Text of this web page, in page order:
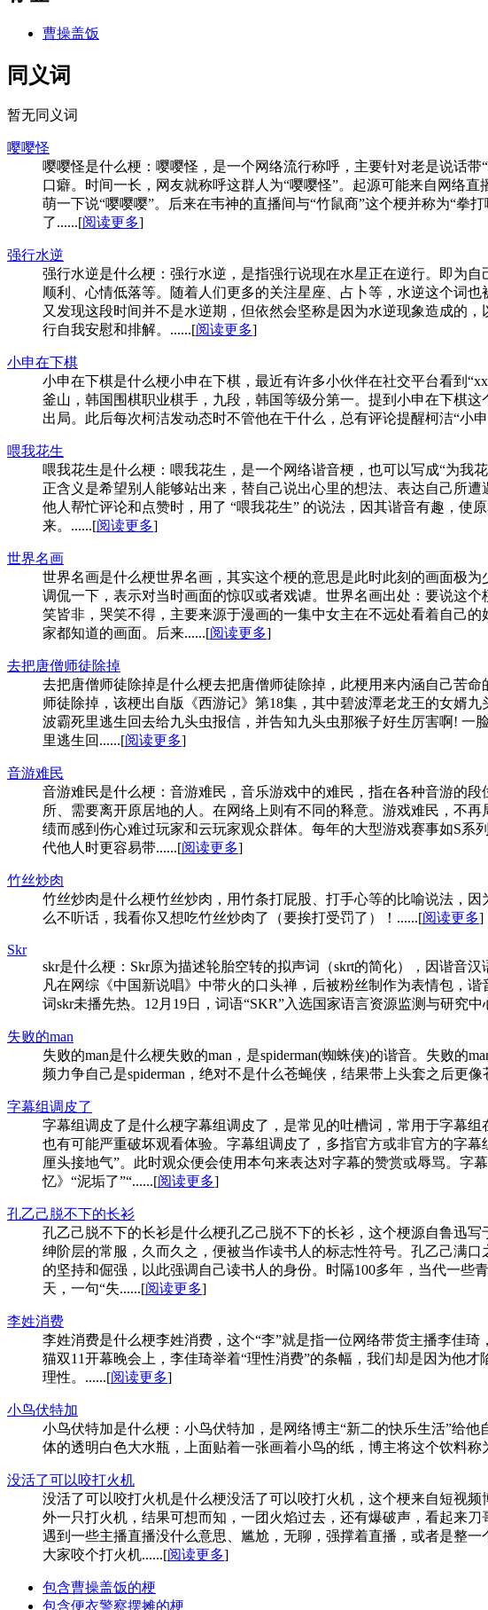
曹操盖饭
同义词
暂无同义词
嘤嘤怪
嘤嘤怪是什么梗：嘤嘤怪，是一个网络流行称呼，主要针对老是说话
口癖。时间一长，网友就称呼这群人为“嘤嘤怪”。起源可能来自网络
萌一下说“嘤嘤嘤”。后来在韦神的直播间与“竹鼠商”这个梗并称为“拳
了......[阅读更多]
强行水逆
强行水逆是什么梗：强行水逆，是指强行说现在水星正在逆行。即为
顺利、心情低落等。随着人们更多的关注星座、占卜等，水逆这个词
又发现这段时间并不是水逆期，但依然会坚称是因为水逆现象造成的
行自我安慰和排解。......[阅读更多]
小申在下棋
小申在下棋是什么梗小申在下棋，最近有许多小伙伴在社交平台看到
釜山，韩国围棋职业棋手，九段，韩国等级分第一。提到小申在下棋
出局。此后每次柯洁发动态时不管他在干什么，总有评论提醒柯洁“小
喂我花生
喂我花生是什么梗：喂我花生，是一个网络谐音梗，也可以写成“为我
正含义是希望别人能够站出来，替自己说出心里的想法、表达自己所
他人帮忙评论和点赞时，用了 “喂我花生” 的说法，因其谐音有趣，
来。......[阅读更多]
世界名画
世界名画是什么梗世界名画，其实这个梗的意思是此时此刻的画面极
调侃一下，表示对当时画面的惊叹或者戏谑。世界名画出处：要说这
笑皆非，哭笑不得，主要来源于漫画的一集中女主在不远处看着自己
家都知道的画面。后来......[阅读更多]
去把唐僧师徒除掉
去把唐僧师徒除掉是什么梗去把唐僧师徒除掉，此梗用来内涵自己苦
师徒除掉，该梗出自版《西游记》第18集，其中碧波潭老龙王的女婿
波霸死里逃生回去给九头虫报信，并告知九头虫那猴子好生厉害啊! 一
里逃生回......[阅读更多]
音游难民
音游难民是什么梗：音游难民，音乐游戏中的难民，指在各种音游的
所、需要离开原居地的人。在网络上则有不同的释意。游戏难民，不
绩而感到伤心难过玩家和云玩家观众群体。每年的大型游戏赛事如S系
代他人时更容易带......[阅读更多]
竹丝炒肉
竹丝炒肉是什么梗竹丝炒肉，用竹条打屁股、打手心等的比喻说法，
么不听话，我看你又想吃竹丝炒肉了（要挨打受罚了）！......[阅读更多]
Skr
skr是什么梗：Skr原为描述轮胎空转的拟声词（skrt的简化），因谐音
凡在网综《中国新说唱》中带火的口头禅，后被粉丝制作为表情包，谐
词skr未播先热。12月19日，词语“SKR”入选国家语言资源监测与研究
失败的man
失败的man是什么梗失败的man，是spiderman(蜘蛛侠)的谐音。失败
频力争自己是spiderma‌‌‌‌‌‌‌‌‌‌n，绝对不是什么苍蝇侠，结果带上头套之后更
字幕组调皮了
字幕组调皮了是什么梗字幕组调皮了，是常见的吐槽词，常用于字幕
也有可能严重破坏观看体验。字幕组调皮了，多指官方或非官方的字
厘头接地气”。此时观众便会使用本句来表达对字幕的赞赏或辱骂。字
忆》“泥垢了”“......[阅读更多]
孔乙己脱不下的长衫
孔乙己脱不下的长衫是什么梗孔乙己脱不下的长衫，这个梗源自鲁迅
绅阶层的常服，久而久之，便被当作读书人的标志性符号。孔乙己满
的坚持和倔强，以此强调自己读书人的身份。时隔100多年，当代一
天，一句“失......[阅读更多]
李姓消费
李姓消费是什么梗李姓消费，这个“李”就是指一位网络带货主播李佳
猫双11开幕晚会上，李佳琦举着“理性消费”的条幅，我们却是因为他
理性。......[阅读更多]
小鸟伏特加
小鸟伏特加是什么梗：小鸟伏特加，是网络博主“新二的快乐生活”给
体的透明白色大水瓶，上面贴着一张画着小鸟的纸，博主将这个饮料
没活了可以咬打火机
没活了可以咬打火机是什么梗没活了可以咬打火机，这个梗来自短视
外一只打火机，结果可想而知，一团火焰过去，还有爆破声，看起来
遇到一些主播直播没什么意思、尴尬，无聊，强撑着直播，或者是整
大家咬个打火机......[阅读更多]
包含曹操盖饭的梗
包含便衣警察摆摊的梗